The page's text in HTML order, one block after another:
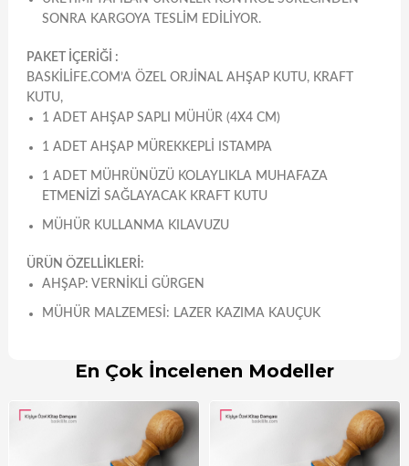
SONRA KARGOYA TESLIM EDILIYOR.
PAKET İÇERİĞİ :
BASKILIFE.COM’A ÖZEL ORJINAL AHŞAP KUTU, KRAFT
KUTU,
1 ADET AHŞAP SAPLI MÜHÜR (4X4 CM)
1 ADET AHŞAP MÜREKKEPLI ISTAMPA
1 ADET MÜHRÜNÜZÜ KOLAYLIKLA MUHAFAZA
ETMENIZI SAĞLAYACAK KRAFT KUTU
MÜHÜR KULLANMA KILAVUZU
ÜRÜN ÖZELLİKLERİ:
AHŞAP: VERNIKLI GÜRGEN
MÜHÜR MALZEMESI: LAZER KAZIMA KAUÇUK
En Çok İncelenen Modeller